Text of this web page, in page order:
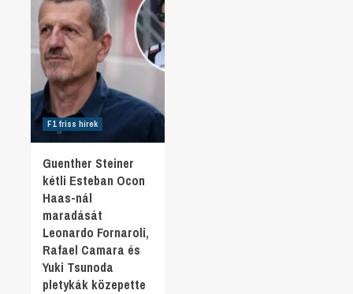
F1 friss hírek
Guenther Steiner
kétli Esteban Ocon
Haas-nál
maradását
Leonardo Fornaroli,
Rafael Camara és
Yuki Tsunoda
pletykák közepette